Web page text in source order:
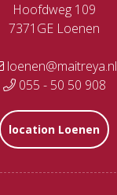
Hoofdweg 109
7371GE Loenen
loenen@maitreya.nl
055 - 50 50 908
location Loenen